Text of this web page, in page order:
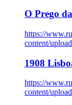
O Prego
https://
content/
1908
https://
content/